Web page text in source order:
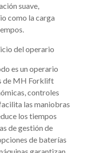
suave,
como la carga
del operario
es un operario
de MH Forklift
controles
las maniobras
los tiempos
de gestión de
de baterías
garantizan